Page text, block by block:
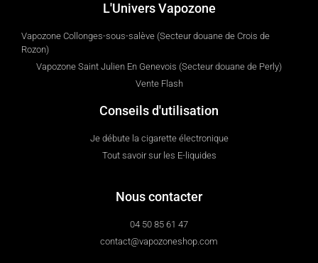
L'Univers Vapozone
Vapozone Collonges-sous-salève (Secteur douane de Crois de
Rozon)
Vapozone Saint Julien En Genevois (Secteur douane de Perly)
Vente Flash
Conseils d'utilisation
Je débute la cigarette électronique
Tout savoir sur les E-liquides
Nous contacter
04 50 85 61 47
contact@vapozoneshop.com